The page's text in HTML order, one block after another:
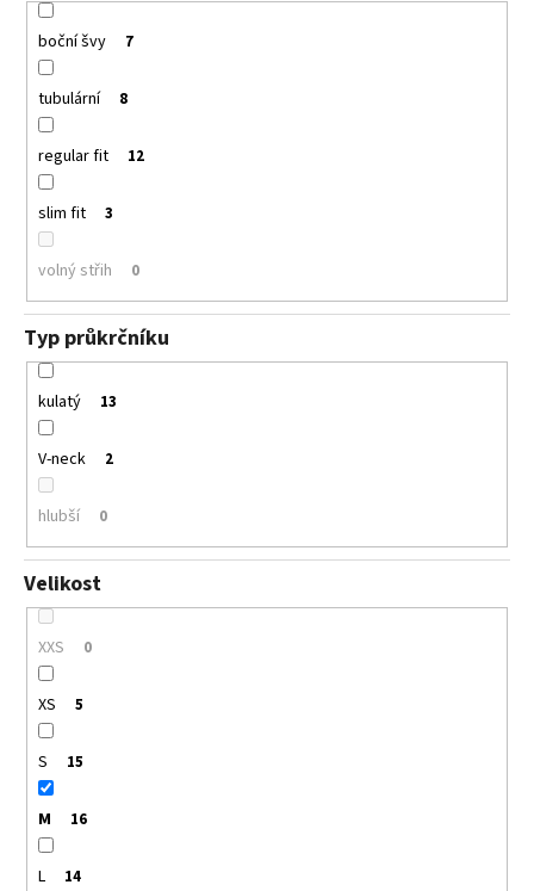
boční švy 7
tubulární 8
regular fit 12
slim fit 3
volný střih 0
Typ průkrčníku
kulatý 13
V-neck 2
hlubší 0
Velikost
XXS 0
XS 5
S 15
M 16
L 14